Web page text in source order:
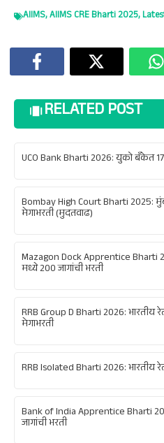
AIIMS,AIIMS CRE Bharti 2025,
RELATED POST
UCO Bank Bharti 2026: युको बँकेत
Bombay High Court Bharti 2025:
मेगाभरती (मुदतवाढ)
Mazagon Dock Apprentice Bharti
मध्ये 200 जागांची भरती
RRB Group D Bharti 2026: भारतीय
मेगाभरती
RRB Isolated Bharti 2026: भारतीय
Bank of India Apprentice Bharti
जागांची भरती